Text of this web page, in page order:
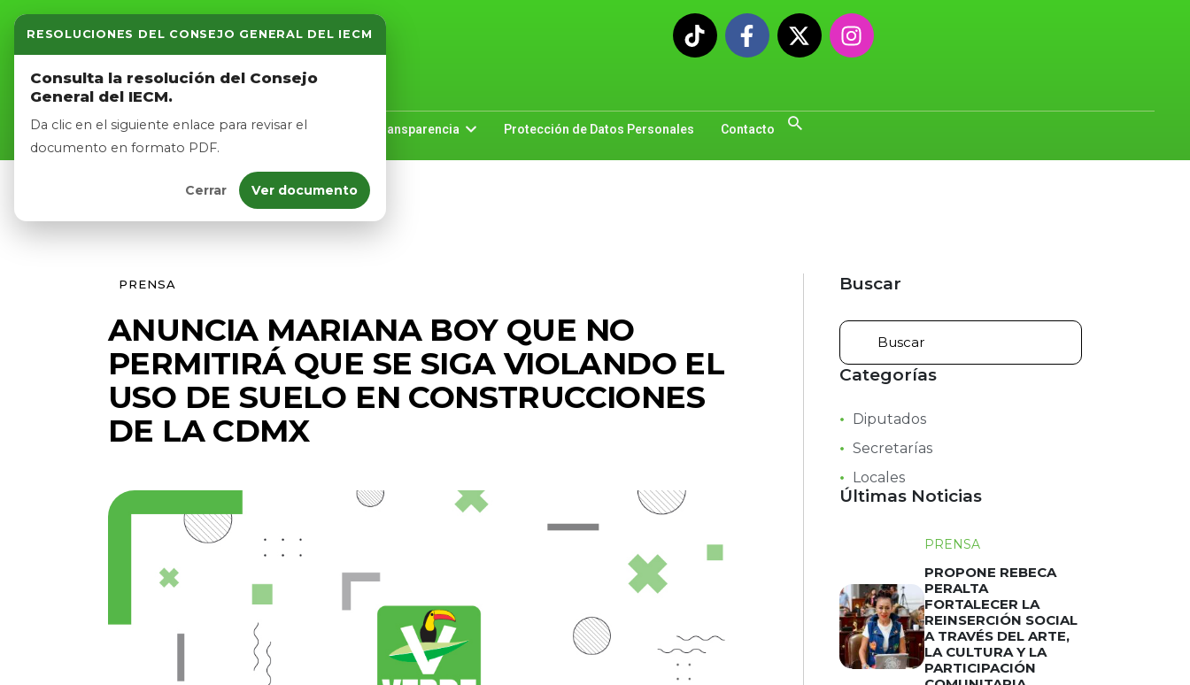
RESOLUCIONES DEL CONSEJO GENERAL DEL IECM
Consulta la resolución del Consejo
General del IECM.
Da clic en el siguiente enlace para revisar el
documento en formato PDF.
Cerrar Ver documento
Inicio Nosotros Logros Noticias Transparencia Protección de Datos Personales Contacto
Inicio
Nosotros
Afíliate
Eventos
PRENSA
ANUNCIA MARIANA BOY QUE NO
PERMITIRÁ QUE SE SIGA VIOLANDO EL
USO DE SUELO EN CONSTRUCCIONES
DE LA CDMX
Buscar
Categorías
Diputados
Secretarías
Locales
Últimas Noticias
PRENSA
PROPONE REBECA
PERALTA
FORTALECER LA
REINSERCIÓN SOCIAL
A TRAVÉS DEL ARTE,
LA CULTURA Y LA
PARTICIPACIÓN